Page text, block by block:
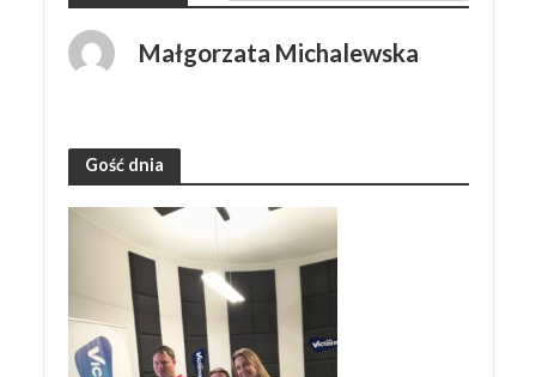
Małgorzata Michalewska
Gość dnia